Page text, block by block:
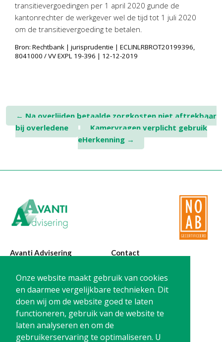
Onze website maakt gebruik van cookies
en daarmee vergelijkbare technieken. Dit
doen wij om de website goed te laten
functioneren, gebruik van de website te
laten analyseren en om de
gebruikerservaring te optimaliseren. U
transitievergoedingen per 1 april 2020 gunde de
kantonrechter de werkgever wel de tijd tot 1 juli 2020
om de transitievergoeding te betalen.
Bron: Rechtbank | jurisprudentie | ECLINLRBROT20199396,
8041000 / VV EXPL 19-396 | 12-12-2019
Post
navigation
← Na overlijden betaalde zorgkosten niet aftrekbaar
bij overledene
Kamervragen verplicht gebruik
eHerkenning →
Avanti Advisering
Poelstraat 4
1441 RR Purmerend
Contact
T: 0299-420870
@:
info@avanti-
advisering.nl
BTW: NL861212733B01